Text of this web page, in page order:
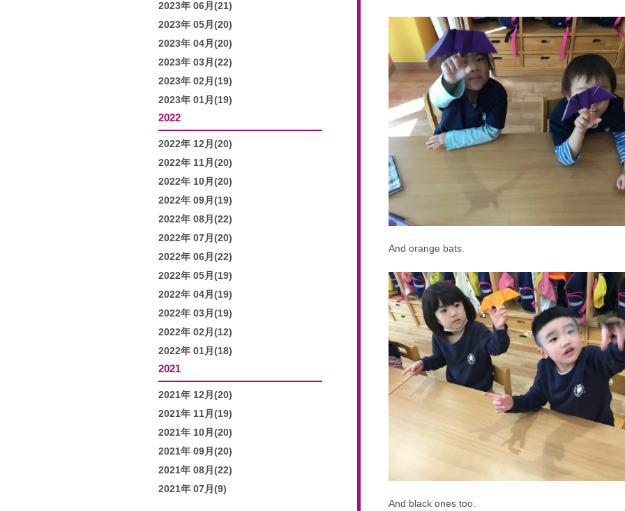
2023年 06月(21)
2023年 05月(20)
2023年 04月(20)
2023年 03月(22)
2023年 02月(19)
2023年 01月(19)
2022
2022年 12月(20)
2022年 11月(20)
2022年 10月(20)
2022年 09月(19)
2022年 08月(22)
2022年 07月(20)
2022年 06月(22)
2022年 05月(19)
2022年 04月(19)
2022年 03月(19)
2022年 02月(12)
2022年 01月(18)
2021
2021年 12月(20)
2021年 11月(19)
2021年 10月(20)
2021年 09月(20)
2021年 08月(22)
2021年 07月(9)
And orange bats.
And black ones too.